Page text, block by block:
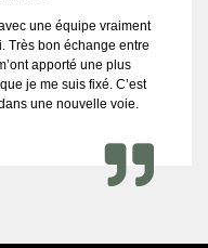
une équipe vraiment
Très bon échange entre
apporté une plus
je me suis fixé. C’est
une nouvelle voie.